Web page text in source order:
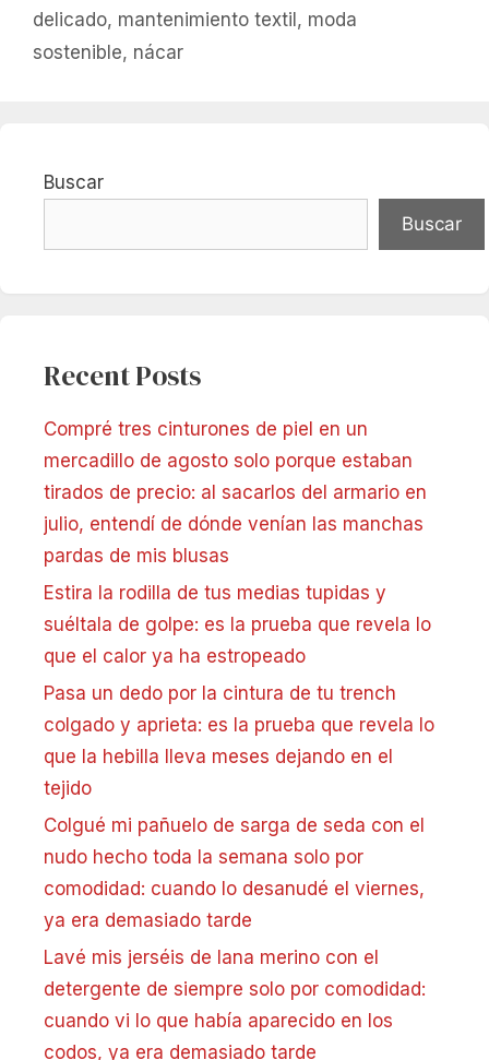
delicado, mantenimiento textil , moda
sostenible, nácar
Buscar
Buscar
Recent Posts
Compré tres cinturones de piel en un
mercadillo de agosto solo porque estaban
tirados de precio: al sacarlos del armario en
julio, entendí de dónde venían las manchas
pardas de mis blusas
Estira la rodilla de tus medias tupidas y
suéltala de golpe: es la prueba que revela lo
que el calor ya ha estropeado
Pasa un dedo por la cintura de tu trench
colgado y aprieta: es la prueba que revela lo
que la hebilla lleva meses dejando en el
tejido
Colgué mi pañuelo de sarga de seda con el
nudo hecho toda la semana solo por
comodidad: cuando lo desanudé el viernes,
ya era demasiado tarde
Lavé mis jerséis de lana merino con el
detergente de siempre solo por comodidad:
cuando vi lo que había aparecido en los
codos, ya era demasiado tarde